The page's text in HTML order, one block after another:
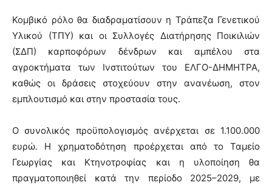
Κομβικό ρόλο θα διαδραματίσουν η Τράπεζα Γενετικού
Υλικού (ΤΠΥ) και οι Συλλογές Διατήρησης Ποικιλιών
(ΣΔΠ) καρποφόρων δένδρων και αμπέλου στα
αγροκτήματα των Ινστιτούτων του ΕΛΓΟ-ΔΗΜΗΤΡΑ,
καθώς οι δράσεις στοχεύουν στην ανανέωση, στον
εμπλουτισμό και στην προστασία τους.
Ο συνολικός προϋπολογισμός ανέρχεται σε 1.100.000
ευρώ. Η χρηματοδότηση προέρχεται από το Ταμείο
Γεωργίας και Κτηνοτροφίας και η υλοποίηση θα
πραγματοποιηθεί κατά την περίοδο 2025–2029, με